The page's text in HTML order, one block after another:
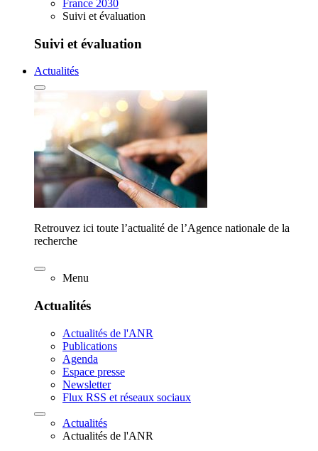
France 2030
Suivi et évaluation
Suivi et évaluation
Actualités
Retrouvez ici toute l’actualité de l’Agence nationale de la
recherche
Menu
Actualités
Actualités de l'ANR
Publications
Agenda
Espace presse
Newsletter
Flux RSS et réseaux sociaux
Actualités
Actualités de l'ANR